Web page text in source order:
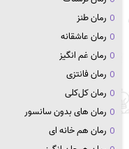
رمان طنز
رمان عاشقانه
رمان غم انگیز
رمان فانتزی
رمان کل‌کلی
رمان های بدون سانسور
رمان هم خانه ای